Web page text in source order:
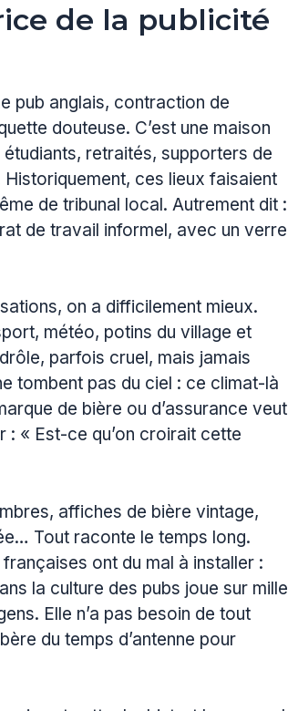
de la publicité
pub anglais, contraction de
douteuse. C’est une maison
retraités, supporters de
ces lieux faisaient
de tribunal local. Autrement dit :
de travail informel, avec un verre
on a difficilement mieux.
météo, potins du village et
parfois cruel, mais jamais
tombent pas du ciel : ce climat-là
de bière ou d’assurance veut
: « Est-ce qu’on croirait cette
affiches de bière vintage,
Tout raconte le temps long.
ont du mal à installer :
la culture des pubs joue sur mille
Elle n’a pas besoin de tout
du temps d’antenne pour